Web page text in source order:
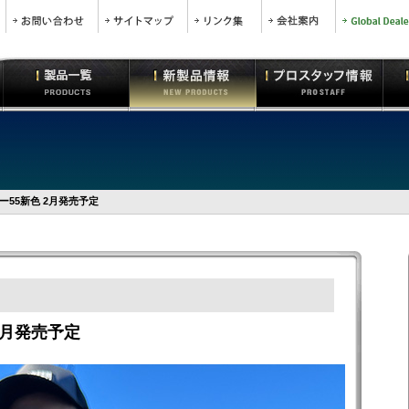
55新色 2月発売予定
発売予定